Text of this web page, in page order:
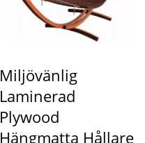
Miljövänlig
Laminerad
Plywood
Hängmatta Hållare